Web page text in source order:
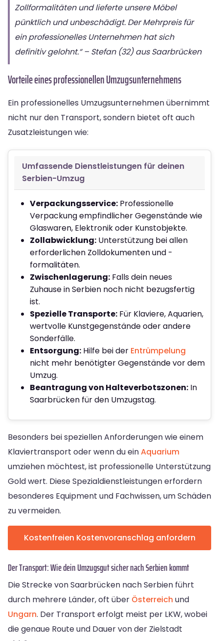
Zollformalitäten und lieferte unsere Möbel
pünktlich und unbeschädigt. Der Mehrpreis für
ein professionelles Unternehmen hat sich
definitiv gelohnt.“ – Stefan (32) aus Saarbrücken
Vorteile eines professionellen Umzugsunternehmens
Ein professionelles Umzugsunternehmen übernimmt
nicht nur den Transport, sondern bietet oft auch
Zusatzleistungen wie:
Umfassende Dienstleistungen für deinen
Serbien-Umzug
Verpackungsservice: Professionelle
Verpackung empfindlicher Gegenstände wie
Glaswaren, Elektronik oder Kunstobjekte.
Zollabwicklung: Unterstützung bei allen
erforderlichen Zolldokumenten und -
formalitäten.
Zwischenlagerung: Falls dein neues
Zuhause in Serbien noch nicht bezugsfertig
ist.
Spezielle Transporte: Für Klaviere, Aquarien,
wertvolle Kunstgegenstände oder andere
Sonderfälle.
Entsorgung: Hilfe bei der Entrümpelung
nicht mehr benötigter Gegenstände vor dem
Umzug.
Beantragung von Halteverbotszonen: In
Saarbrücken für den Umzugstag.
Besonders bei speziellen Anforderungen wie einem
Klaviertransport oder wenn du einAquarium
umziehen möchtest, ist professionelle Unterstützung
Gold wert. Diese Spezialdienstleistungen erfordern
besonderes Equipment und Fachwissen, um Schäden
zu vermeiden.
Kostenfreien Kostenvoranschlag anfordern
Der Transport: Wie dein Umzugsgut sicher nach Serbien kommt
Die Strecke von Saarbrücken nach Serbien führt
durch mehrere Länder, oft über Österreich und
Ungarn. Der Transport erfolgt meist per LKW, wobei
die genaue Route und Dauer von der Zielstadt